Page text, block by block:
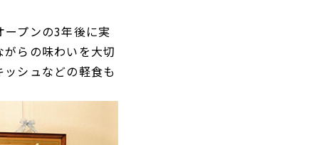
ープンの3年後に実
らの味わいを大切
シュなどの軽食も